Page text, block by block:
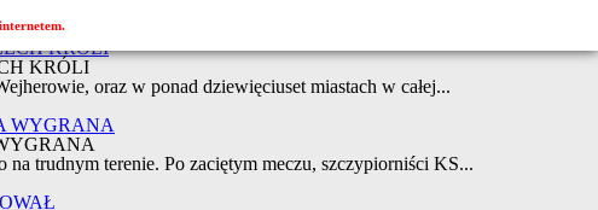
KRÓLI
oraz w ponad dziewięciuset miastach w całej...
na trudnym terenie. Po zaciętym meczu, szczypiorniści KS...